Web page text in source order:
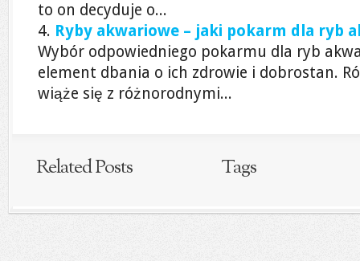
to on decyduje o...
Ryby akwariowe – jaki pokarm dla ryb
Wybór odpowiedniego pokarmu dla ryb
element dbania o ich zdrowie i dobrostan.
wiąże się z różnorodnymi...
Related Posts Tags